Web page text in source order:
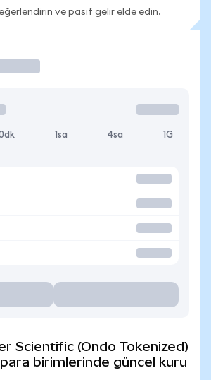
ve pasif gelir elde edin.
1sa 4sa 1G
Scientific (Ondo Tokenized)
birimlerinde güncel kuru